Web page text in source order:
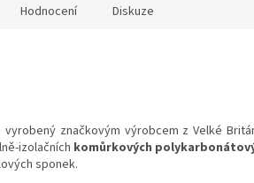
Hodnocení Diskuze
vyrobený značkovým výrobcem z Velké
izolačních komůrkových
sponek.